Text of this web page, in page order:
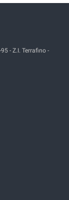
- Z.I. Terrafino -